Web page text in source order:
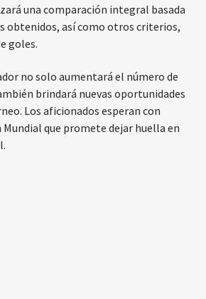
una comparación integral basada
obtenidos, así como otros criterios,
goles.
no solo aumentará el número de
brindará nuevas oportunidades
Los aficionados esperan con
Mundial que promete dejar huella en